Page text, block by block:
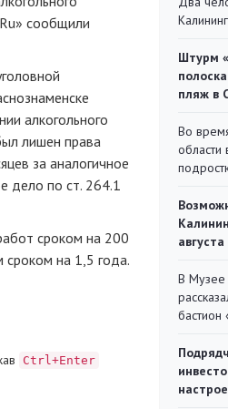
сообщили
алкогольного
лишен права
за аналогичное
дело по ст. 264.1
сроком на 200
сроком на 1,5 года.
Ctrl+Enter
Штурм
пляж в
Во
области
августа
В Музее
бастион